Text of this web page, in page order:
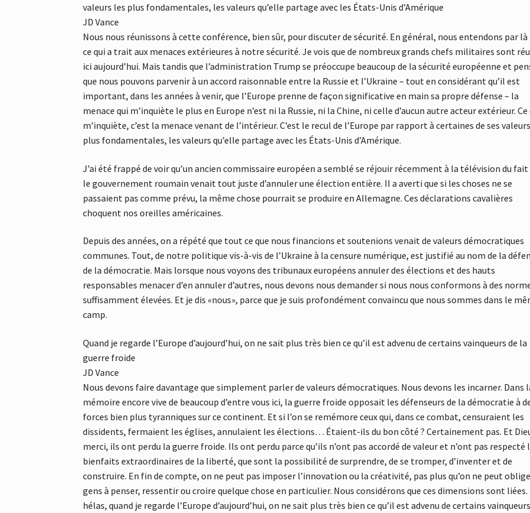
valeurs les plus fondamentales, les valeurs qu’elle partage avec les États-Unis d’Amérique
JD Vance
Nous nous réunissons à cette conférence, bien sûr, pour discuter de sécurité. En général, nous entendons par
ce qui a trait aux menaces extérieures à notre sécurité. Je vois que de nombreux grands chefs militaires sont
ici aujourd’hui. Mais tandis que l’administration Trump se préoccupe beaucoup de la sécurité européenne et
que nous pouvons parvenir à un accord raisonnable entre la Russie et l’Ukraine – tout en considérant qu’il est
important, dans les années à venir, que l’Europe prenne de façon significative en main sa propre défense – la
menace qui m’inquiète le plus en Europe n’est ni la Russie, ni la Chine, ni celle d’aucun autre acteur extérieur. Ce
m’inquiète, c’est la menace venant de l’intérieur. C’est le recul de l’Europe par rapport à certaines de ses
plus fondamentales, les valeurs qu’elle partage avec les États-Unis d’Amérique.
J’ai été frappé de voir qu’un ancien commissaire européen a semblé se réjouir récemment à la télévision du fait
le gouvernement roumain venait tout juste d’annuler une élection entière. Il a averti que si les choses ne se
passaient pas comme prévu, la même chose pourrait se produire en Allemagne. Ces déclarations cavalières
choquent nos oreilles américaines.
Depuis des années, on a répété que tout ce que nous financions et soutenions venait de valeurs démocratiques
communes. Tout, de notre politique vis-à-vis de l’Ukraine à la censure numérique, est justifié au nom de la
de la démocratie. Mais lorsque nous voyons des tribunaux européens annuler des élections et des hauts
responsables menacer d’en annuler d’autres, nous devons nous demander si nous nous conformons à des
suffisamment élevées. Et je dis «nous», parce que je suis profondément convaincu que nous sommes dans le
camp.
Quand je regarde l’Europe d’aujourd’hui, on ne sait plus très bien ce qu’il est advenu de certains vainqueurs de la
guerre froide
JD Vance
Nous devons faire davantage que simplement parler de valeurs démocratiques. Nous devons les incarner. Dans
mémoire encore vive de beaucoup d’entre vous ici, la guerre froide opposait les défenseurs de la démocratie à
forces bien plus tyranniques sur ce continent. Et si l’on se remémore ceux qui, dans ce combat, censuraient les
dissidents, fermaient les églises, annulaient les élections… Étaient-ils du bon côté ? Certainement pas. Et
merci, ils ont perdu la guerre froide. Ils ont perdu parce qu’ils n’ont pas accordé de valeur et n’ont pas respecté
bienfaits extraordinaires de la liberté, que sont la possibilité de surprendre, de se tromper, d’inventer et de
construire. En fin de compte, on ne peut pas imposer l’innovation ou la créativité, pas plus qu’on ne peut
gens à penser, ressentir ou croire quelque chose en particulier. Nous considérons que ces dimensions sont liées.
hélas, quand je regarde l’Europe d’aujourd’hui, on ne sait plus très bien ce qu’il est advenu de certains